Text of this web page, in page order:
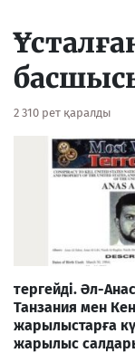
2 310 рет қаралды
тергейді. Әл-
Танзания мен
жарылыстарға
жарылыс